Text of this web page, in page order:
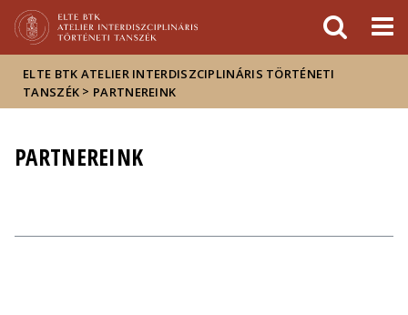
Hírek
Események
ELTE a
sajtóban
ELTE BTK ATELIER INTERDISZCIPLINÁRIS TÖRTÉNETI
TANSZÉK > PARTNEREINK
PARTNEREINK